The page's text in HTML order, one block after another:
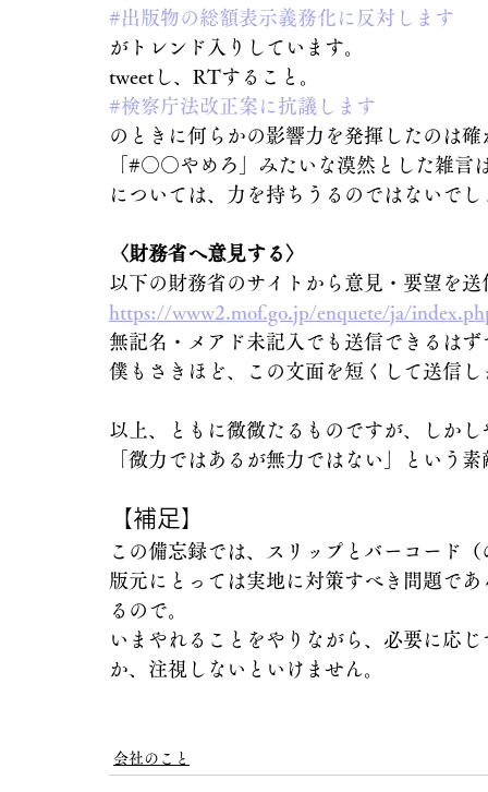
#出版物の総額表示義務化に反対します
がトレンド入りしています。
tweetし、RTすること。
#検察庁法改正案に抗議します
のときに何らかの影響力を発揮したのは
「#○○やめろ」みたいな漠然とした雑言
については、力を持ちうるのではないでし
〈財務省へ意見する〉
以下の財務省のサイトから意見・要望を
https://www2.mof.go.jp/enquete/ja/
無記名・メアド未記入でも送信できるはず
僕もさきほど、この文面を短くして送信し
以上、ともに微微たるものですが、しか
「微力ではあるが無力ではない」という
【補足】
この備忘録では、スリップとバーコード
版元にとっては実地に対策すべき問題で
るので。
いまやれることをやりながら、必要に応
か、注視しないといけません。
会社のこと